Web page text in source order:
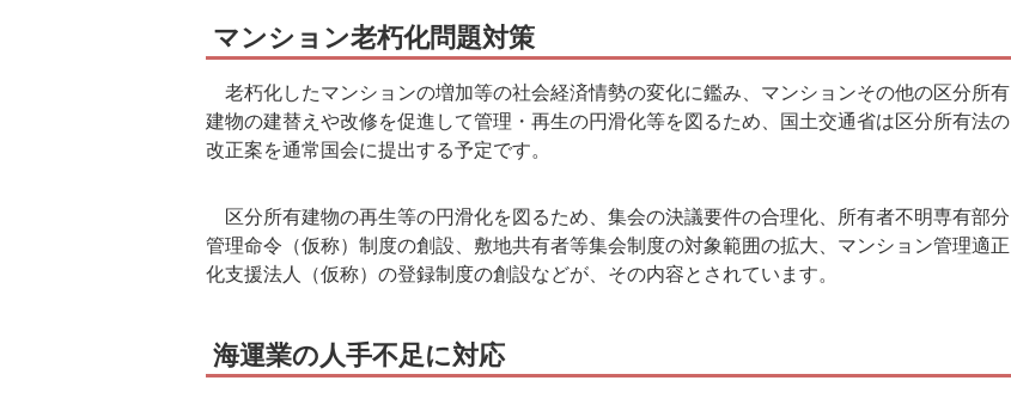
マンション老朽化問題対策
老朽化したマンションの増加等の社会経済情勢の変化に鑑み、マンションその他の区分所有
建物の建替えや改修を促進して管理・再生の円滑化等を図るため、国土交通省は区分所有法の
改正案を通常国会に提出する予定です。
区分所有建物の再生等の円滑化を図るため、集会の決議要件の合理化、所有者不明専有部分
管理命令（仮称）制度の創設、敷地共有者等集会制度の対象範囲の拡大、マンション管理適正
化支援法人（仮称）の登録制度の創設などが、その内容とされています。
海運業の人手不足に対応